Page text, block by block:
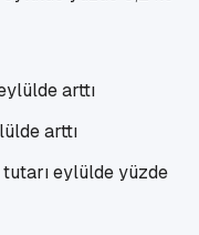
arttı
eylülde yüzde